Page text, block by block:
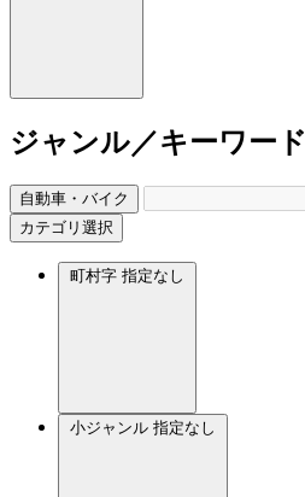
ジャンル／キーワード
自動車・バイク
カテゴリ選択
町村字 指定なし
小ジャンル 指定なし